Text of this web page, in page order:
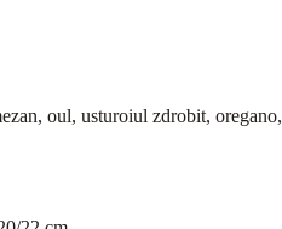
oul, usturoiul zdrobit, oregano,